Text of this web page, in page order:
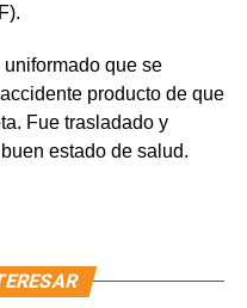
que se
producto de que
Fue trasladado y
estado de salud.